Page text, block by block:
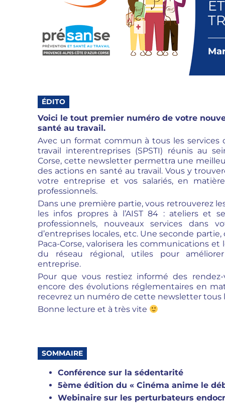
ÉDITO
Voici le tout premier numéro de votre
santé au travail.
Avec un format commun à tous les
travail interentreprises (SPSTI) réunis au
Corse, cette newsletter permettra une
des actions en santé au travail. Vous y
votre entreprise et vos salariés, en
professionnels.
Dans une première partie, vous retrouverez
les infos propres à l’AIST 84 : ateliers et
professionnels, nouveaux services dans
d’entreprises locales, etc. Une seconde
Paca-Corse, valorisera les communications
du réseau régional, utiles pour
entreprise.
Pour que vous restiez informé des
encore des évolutions réglementaires en
recevrez un numéro de cette newsletter tous
Bonne lecture et à très vite
SOMMAIRE
Conférence sur la sédentarité
5ème édition du « Cinéma anime le
Webinaire sur les perturbateurs